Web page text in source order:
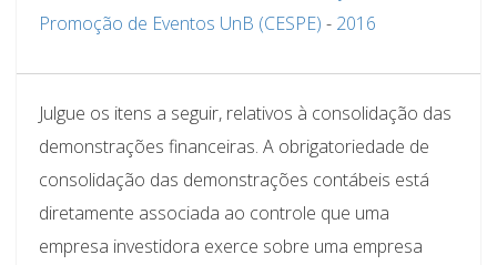
Promoção de Eventos UnB (CESPE) - 2016
Julgue os itens a seguir, relativos à consolidação das
demonstrações financeiras. A obrigatoriedade de
consolidação das demonstrações contábeis está
diretamente associada ao controle que uma
empresa investidora exerce sobre uma empresa